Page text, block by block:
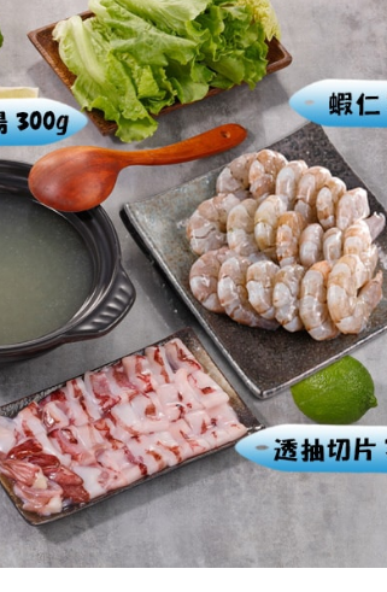
醒簡訊。
2.透過簡訊連結打開帳單後，可選擇「超商條碼／台灣大直
帳／街口支付／iPASS MONEY」等通路繳費。
【注意事項】
1.本服務係由「台灣大哥大股份有限公司」（以下簡稱本公
用戶於交易時，得透過本服務購買商品或服務，並由商店將
款買賣價金債權讓與本公司後，依約使用本公司帳單繳交
2.基於同意付款使用「大哥付你分期」之契約關係目的，商
資料（包含姓名、電話或地址）提供予台灣大哥大進項蒐
用，由本公司與您本人進行分期帳單所需資料之確認、核對
3.完整用戶服務條款，請詳閱以下連結：https://oppay.tw/
１．於結帳方式選擇「AFTEE先享後付」後，將跳轉至「
付」結帳頁面，進行簡訊認證並確認金額後，即可完成結帳
２．訂單成立數日內，您將收到繳費通知簡訊。
３．收到繳費通知簡訊後14天內，點擊此簡訊中的連結，
／ATM／網路銀行／等多元方式進行付款，方視為交易完
※ 請注意：結帳手續完成當下不需立刻繳費，但若您需要
絡購買商品的店家。未經商家同意取消之訂單仍視為有效，
先享後付繳納相關費用。
※ 交易是否成功請以「AFTEE先享後付 」之結帳頁面顯示
是否繳費成功／繳費後需取消欲退款等相關疑問，請聯繫「
付客戶支援中心」https://netprotections.freshdesk.com/
１．透過由恩沛科技股份有限公司提供之「AFTEE先享後
交易，需依本服務之必要範圍內提供個人資料，並將交易
求債權轉讓予恩沛科技股份有限公司。
２．關於個人資料處理事宜，請瀏覽以下網址：
https://aftee.tw/terms/#terms3
３．未成年的使用者請事先徵得法定代理人或監護人之同意
「AFTEE先享後付」，若未經同意申辦者引起之損失，本
任。
４．使用「AFTEE先享後付」時，將依據個別帳號之用戶
即時審查核予不同之上限額度；若仍有額度不足之情形，
結果請求用戶進行身份認證。
５．嚴禁一人註冊多個帳號或使用他人資訊註冊。若發現惡
形，恩沛科技股份有限公司將有權停止該用戶之使用額度並
每筆NT$150，滿NT$999(含以上)免運費
華得水產-冷凍宅配
每筆NT$150，滿NT$999(含以上)免運費
華得水產-宅配免運
免運費